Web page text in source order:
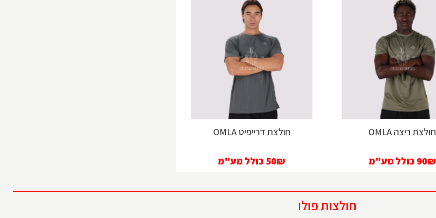
חולצת ריצה OMLA
90₪ כולל מע"מ
חולצת דרייפיט OMLA
50₪ כולל מע"מ
חולצות פולו